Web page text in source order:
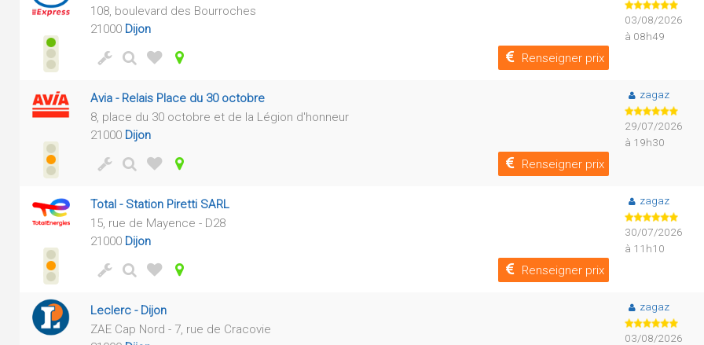
108, boulevard des Bourroches
21000 Dijon
Renseigner prix
03/08/2026
à 08h49
Avia - Relais Place du 30 octobre
8, place du 30 octobre et de la Légion d'honneur
21000 Dijon
Renseigner prix
zagaz
29/07/2026
à 19h30
Total - Station Piretti SARL
15, rue de Mayence - D28
21000 Dijon
Renseigner prix
zagaz
30/07/2026
à 11h10
Leclerc - Dijon
ZAE Cap Nord - 7, rue de Cracovie
zagaz
03/08/2026